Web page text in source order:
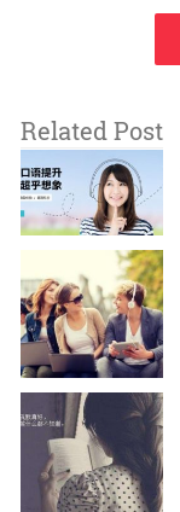
Related Post